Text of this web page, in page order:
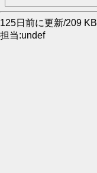
125日前に更新/209 KB
担当:undef